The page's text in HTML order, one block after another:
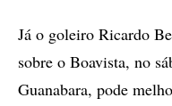
Já o goleiro Ricardo
sobre o Boavista, no
Guanabara, pode